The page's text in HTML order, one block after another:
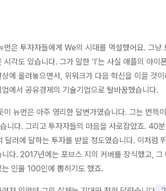
먼은 투자자들에게 We의 시대를 역설했어요. 그냥
각도 있습니다. 그가 말한 ‘I’는 사실 애플의 아이
에 올려놓으면서, 위워크가 다음 혁신을 이끌 것
에서 공유경제의 기술기업으로 탈바꿈했습니다.
이 뉴먼은 아주 영리한 달변가였습니다. 그는 번뜩
니다. 그리고 투자자들의 마음을 사로잡았죠. 40
달러에 달하는 투자를 받을 정도였습니다. 이처럼
다. 2017년에는 포브스 지의 커버를 장식했고,
인물 100인에 뽑히기도 했죠.